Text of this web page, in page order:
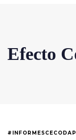
Efecto
#INFORMESCECODAP